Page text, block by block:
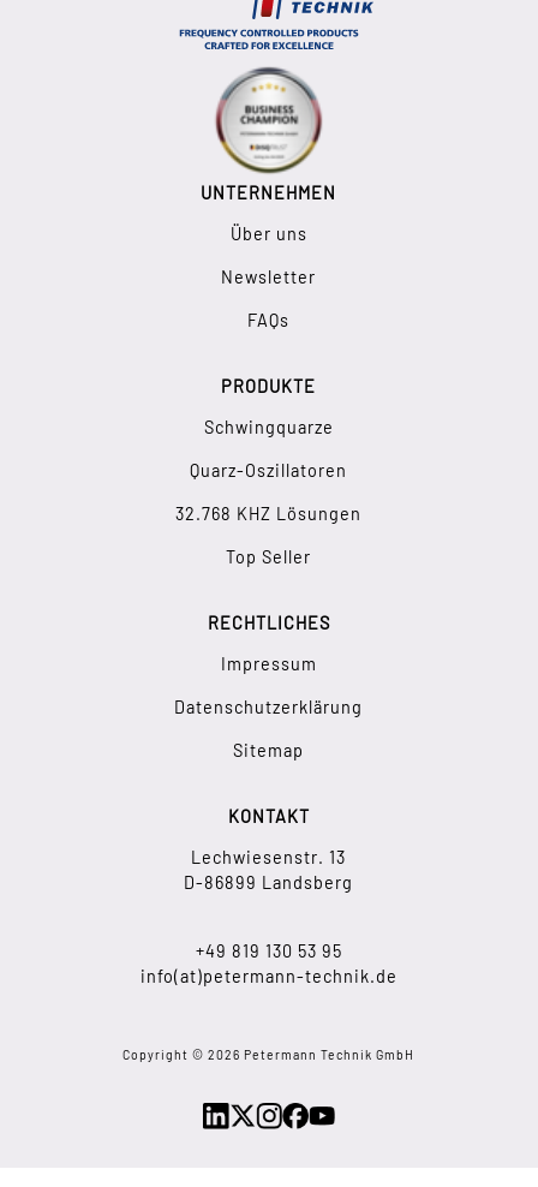
UNTERNEHMEN
Über uns
Newsletter
FAQs
PRODUKTE
Schwingquarze
Quarz-Oszillatoren
32.768 KHZ Lösungen
Top Seller
RECHTLICHES
Impressum
Datenschutzerklärung
Sitemap
KONTAKT
Lechwiesenstr. 13
D-86899 Landsberg
+49 819 130 53 95
info(at)petermann-technik.de
Copyright © 2026 Petermann Technik GmbH